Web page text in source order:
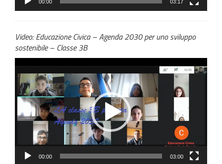
00:00 03:17
Video: Educazione Civica – Agenda 2030 per uno sviluppo
sostenibile – Classe 3B
Video
Player
00:00 03:00